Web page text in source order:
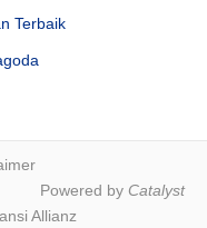
Powered by Catalyst
Allianz